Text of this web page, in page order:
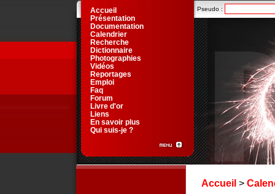
Accueil >
Pseudo :
Accueil
Présentation
Documentation
Calendrier
Recherche
Dictionnaire
Photographies
Vidéos
Reportages
Emploi
Faq
Forum
Livre d'or
Liens
En savoir plus
Qui suis-je ?